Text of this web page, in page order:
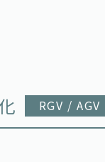
RGV / AGV